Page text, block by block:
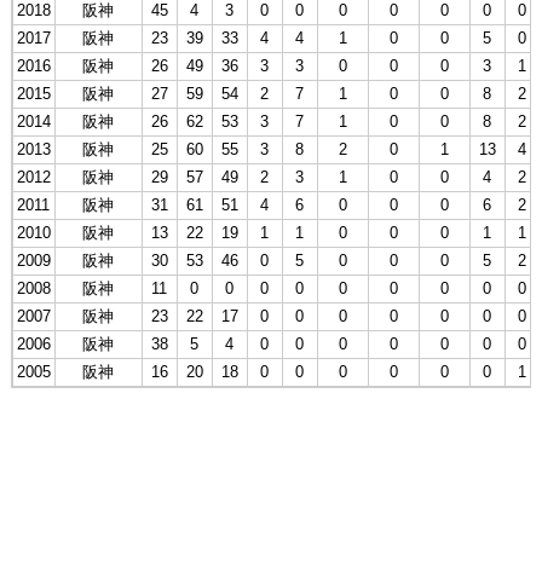
2018
阪神 45 4 3 0 0 0 0 0 0
0
2017
阪神 23 39 33 4 4 1 0 0 5
0
2016
阪神 26 49 36 3 3 0 0 0 3
1
2015
阪神 27 59 54 2 7 1 0 0 8
2
2014
阪神 26 62 53 3 7 1 0 0 8
2
2013
阪神 25 60 55 3 8 2 0 1 13
4
2012
阪神 29 57 49 2 3 1 0 0 4
2
2011
阪神 31 61 51 4 6 0 0 0 6
2
2010
阪神 13 22 19 1 1 0 0 0 1
1
2009
阪神 30 53 46 0 5 0 0 0 5
2
2008
阪神 11 0 0 0 0 0 0 0 0
0
2007
阪神 23 22 17 0 0 0 0 0 0
0
2006
阪神 38 5 4 0 0 0 0 0 0
0
2005
阪神 16 20 18 0 0 0 0 0 0 1